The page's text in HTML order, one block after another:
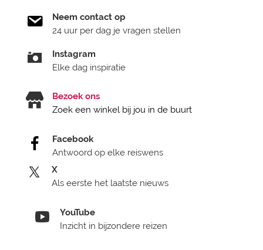
Neem contact op
24 uur per dag je vragen stellen
Instagram
Elke dag inspiratie
Bezoek ons
Zoek een winkel bij jou in de buurt
Facebook
Antwoord op elke reiswens
X
Als eerste het laatste nieuws
YouTube
Inzicht in bijzondere reizen